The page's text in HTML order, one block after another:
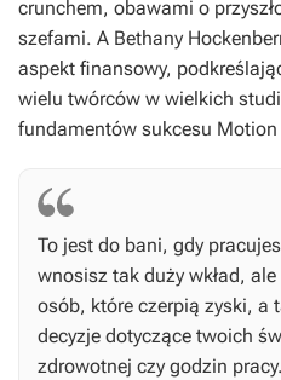
crunchem, obawami o
szefami. A Bethany
aspekt finansowy,
wielu twórców w wielkich
fundamentów sukcesu Motion
To jest do bani, gdy
wnosisz tak duży wkład,
osób, które czerpią zyski, a
decyzje dotyczące twoich
zdrowotnej czy godzin pracy.